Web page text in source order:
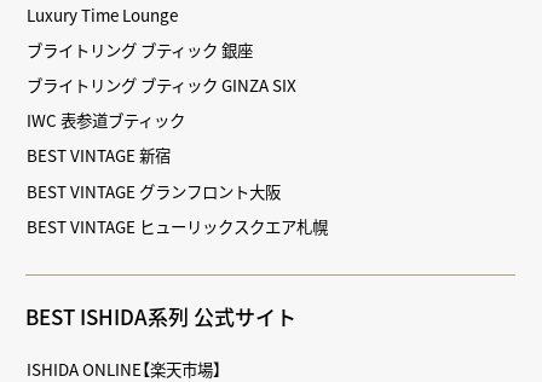
Luxury Time Lounge
ブライトリング ブティック 銀座
ブライトリング ブティック GINZA SIX
IWC 表参道ブティック
BEST VINTAGE 新宿
BEST VINTAGE グランフロント大阪
BEST VINTAGE ヒューリックスクエア札幌
BEST ISHIDA系列 公式サイト
ISHIDA ONLINE【楽天市場】